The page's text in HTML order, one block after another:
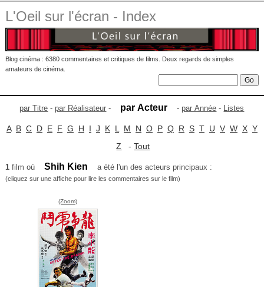
L'Oeil sur l'écran - Index
Blog cinéma : 6380 commentaires et critiques de films. Deux regards de simples
amateurs de cinéma.
par Titre -par Réalisateur - par Acteur -par Année - Listes
A B C D E F G H I J K L M N O P Q R S T U V W X Y
Z -Tout
1film où Shih Kien a été l'un des acteurs principaux :
(cliquez sur une affiche pour lire les commentaires sur le film)
(Zoom)